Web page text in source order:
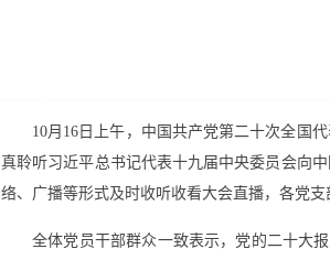
10月16日上午，中国共产党第二十次全国
真聆听习近平总书记代表十九届中央委员会向
络、广播等形式及时收听收看大会直播，各党
全体党员干部群众一致表示，党的二十大